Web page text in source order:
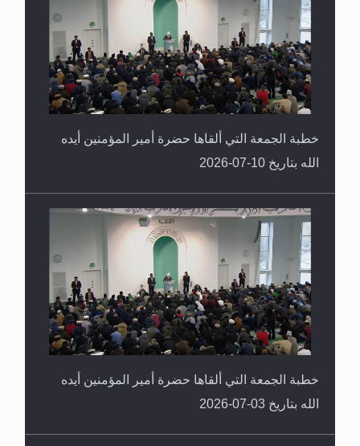
خطبة الجمعة التي ألقاها حضرة أمير المؤمنين أيده
الله بتاريخ 10-07-2026
خطبة الجمعة التي ألقاها حضرة أمير المؤمنين أيده
الله بتاريخ 03-07-2026